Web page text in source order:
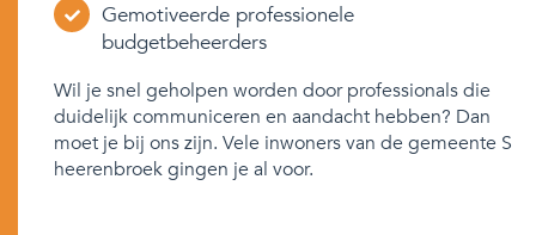
Gemotiveerde professionele
budgetbeheerders
Wil je snel geholpen worden door professionals die
duidelijk communiceren en aandacht hebben? Dan
moet je bij ons zijn. Vele inwoners van de gemeente S
heerenbroek gingen je al voor.